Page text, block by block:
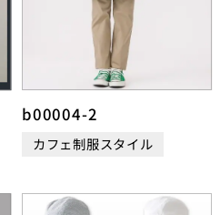
b00004-2
カフェ制服スタイル